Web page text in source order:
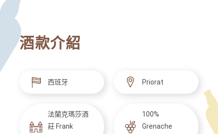
酒款介紹
西班牙 Priorat
法蘭克瑪莎酒
莊 Frank
100%
Grenache